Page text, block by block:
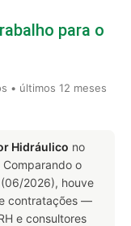
para o
• últimos 12 meses
Hidráulico no
Comparando o
2026), houve
contratações —
e consultores